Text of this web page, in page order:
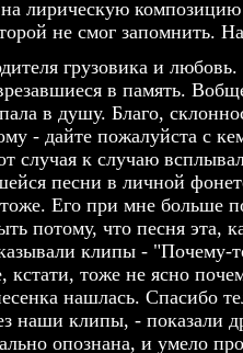
лирическую
не смог запомнить.
грузовика и
в память.
в душу. Благо,
- дайте пожалуйста с
случая к случаю
песни в личной
Его при мне больше
потому, что песня эта,
клипы - "Почему-
тоже не ясно
нашлась. Спасибо
наши клипы, - показали
опознана, и умело